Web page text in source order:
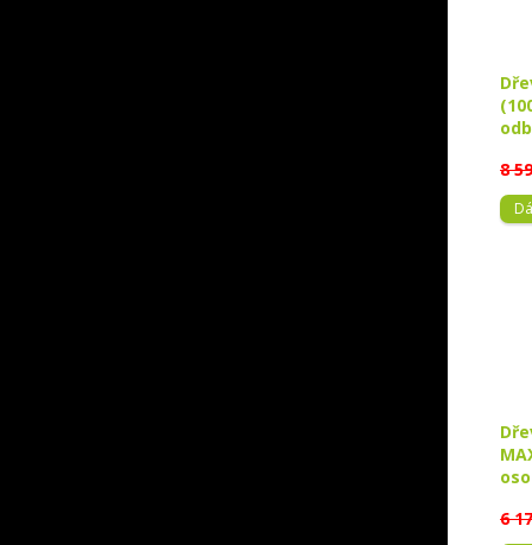
8
6